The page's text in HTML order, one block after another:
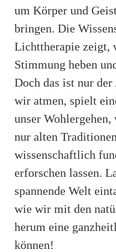
um Körper und
bringen. Die
Lichttherapie zeigt,
Stimmung heben
Doch das ist nur
wir atmen, spielt
unser
nur alten
wissenschaftlich
erforschen lassen.
spannende Welt
wie wir mit den
herum eine
können!